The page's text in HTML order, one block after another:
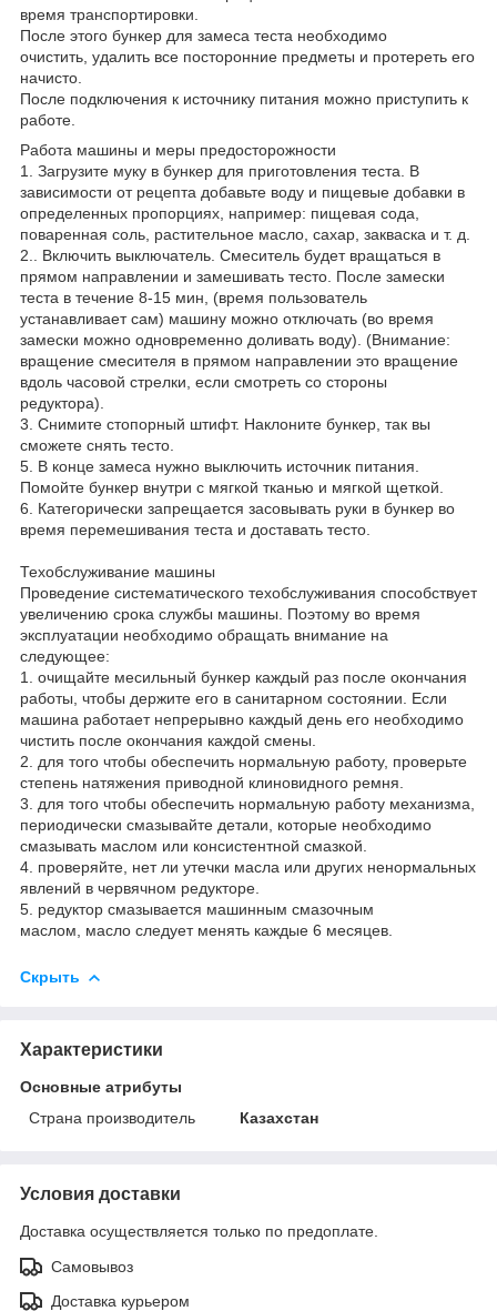
время транспортировки.
После этого бункер для замеса теста необходимо
очистить, удалить все посторонние предметы и протереть его
начисто.
После подключения к источнику питания можно приступить к
работе.
Работа машины и меры предосторожности
1. Загрузите муку в бункер для приготовления теста. В
зависимости от рецепта добавьте воду и пищевые добавки в
определенных пропорциях, например: пищевая сода,
поваренная соль, растительное масло, сахар, закваска и т. д.
2.. Включить выключатель. Смеситель будет вращаться в
прямом направлении и замешивать тесто. После замески
теста в течение 8-15 мин, (время пользователь
устанавливает сам) машину можно отключать (во время
замески можно одновременно доливать воду). (Внимание:
вращение смесителя в прямом направлении это вращение
вдоль часовой стрелки, если смотреть со стороны
редуктора).
3. Снимите стопорный штифт. Наклоните бункер, так вы
сможете снять тесто.
5. В конце замеса нужно выключить источник питания.
Помойте бункер внутри с мягкой тканью и мягкой щеткой.
6. Категорически запрещается засовывать руки в бункер во
время перемешивания теста и доставать тесто.
Техобслуживание машины
Проведение систематического техобслуживания способствует
увеличению срока службы машины. Поэтому во время
эксплуатации необходимо обращать внимание на
следующее:
1. очищайте месильный бункер каждый раз после окончания
работы, чтобы держите его в санитарном состоянии. Если
машина работает непрерывно каждый день его необходимо
чистить после окончания каждой смены.
2. для того чтобы обеспечить нормальную работу, проверьте
степень натяжения приводной клиновидного ремня.
3. для того чтобы обеспечить нормальную работу механизма,
периодически смазывайте детали, которые необходимо
смазывать маслом или консистентной смазкой.
4. проверяйте, нет ли утечки масла или других ненормальных
явлений в червячном редукторе.
5. редуктор смазывается машинным смазочным
маслом, масло следует менять каждые 6 месяцев.
Скрыть
Характеристики
Основные атрибуты
Страна производитель
Казахстан
Условия доставки
Доставка осуществляется только по предоплате.
Самовывоз
Доставка курьером